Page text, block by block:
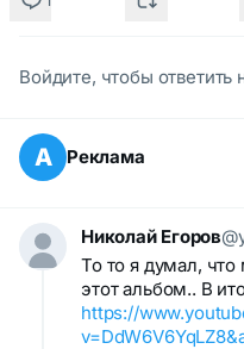
Войдите, чтобы ответить
А Реклама
Николай Егоров
То то я думал,
этот альбом.. В
https://